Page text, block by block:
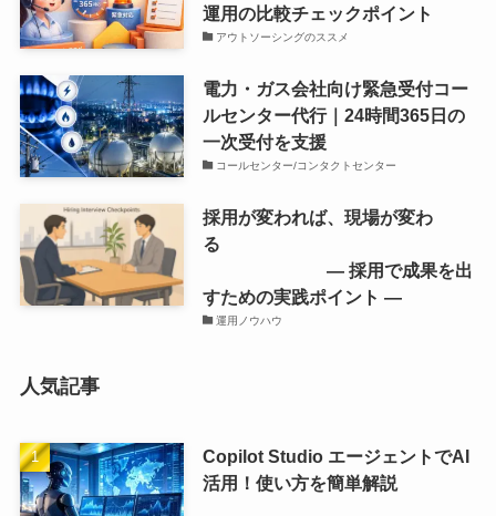
運用の比較チェックポイント
アウトソーシングのススメ
電力・ガス会社向け緊急受付コー
ルセンター代行｜24時間365日の
一次受付を支援
コールセンター/コンタクトセンター
採用が変われば、現場が変わ
る
― 採用で成果を出
すための実践ポイント ―
運用ノウハウ
人気記事
Copilot Studio エージェントでAI
活用！使い方を簡単解説